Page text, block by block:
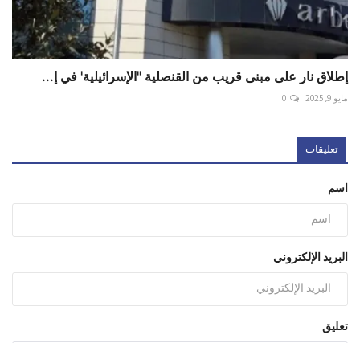
إطلاق نار على مبنى قريب من القنصلية "الإسرائيلية' في ‎إ...
مايو 9, 2025 0
تعليقات
اسم
البريد الإلكتروني
تعليق